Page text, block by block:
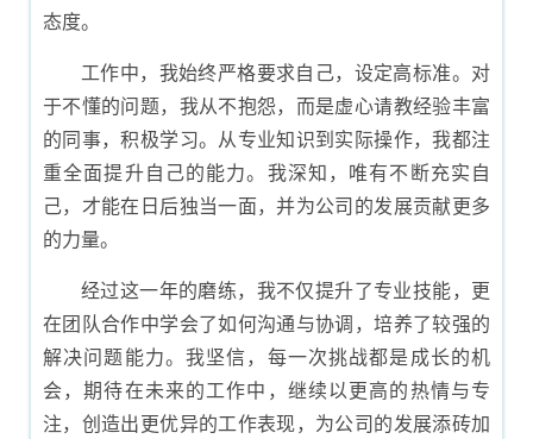
态度。
工作中，我始终严格要求自己，设定高标准。对
于不懂的问题，我从不抱怨，而是虚心请教经验丰富
的同事，积极学习。从专业知识到实际操作，我都注
重全面提升自己的能力。我深知，唯有不断充实自
己，才能在日后独当一面，并为公司的发展贡献更多
的力量。
经过这一年的磨练，我不仅提升了专业技能，更
在团队合作中学会了如何沟通与协调，培养了较强的
解决问题能力。我坚信，每一次挑战都是成长的机
会，期待在未来的工作中，继续以更高的热情与专
注，创造出更优异的工作表现，为公司的发展添砖加